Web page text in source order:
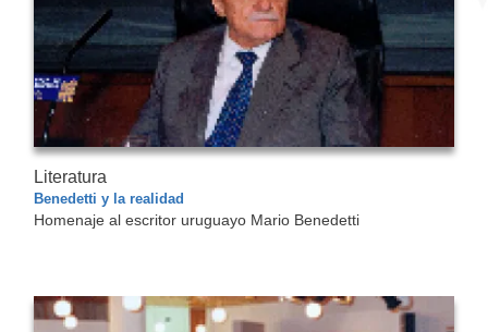
Literatura
Benedetti y la realidad
Homenaje al escritor uruguayo Mario Benedetti